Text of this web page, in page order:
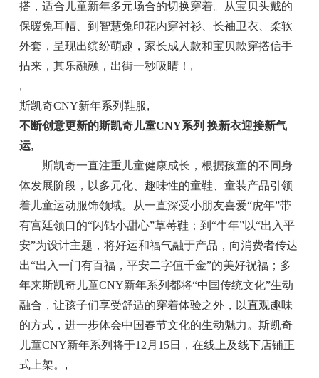
搭，适合儿童新年多元场合的切换穿着。从宝贝头戴的
保暖兔耳帽、到智慧兔印花内穿衬衫、长袖卫衣、柔软
外套，呈现出缤纷萌趣，家长成人款和宝贝款穿搭信手
拈来，其乐融融，出街一秒吸睛！ ,
,
斯凯奇CNY新年系列鞋服,
不断创意更新的斯凯奇儿童CNY系列 换新衣迎接新气
运,
斯凯奇一直注重儿童健康成长，根据孩童的不同身
体发展阶段，以多元化、趣味性的童鞋、童装产品引领
着儿童运动服饰领域。从一直深受小朋友喜爱“虎年”带
有宫廷领口的“闪钻小甜心”草莓鞋；到“牛年”以“出入平
安”为设计主题，将好运和福气融于产品，向消费者传达
出“出入一门有百福，平安二字值千金”的美好祝福；多
年来斯凯奇儿童CNY新年系列都将“中国传统文化”生动
融合，让孩子们享受舒适的穿着体验之外，以直观趣味
的方式，进一步体会中国春节文化的生动魅力。斯凯奇
儿童CNY新年系列将于12月15日，在线上及线下店铺正
式上架。 ,